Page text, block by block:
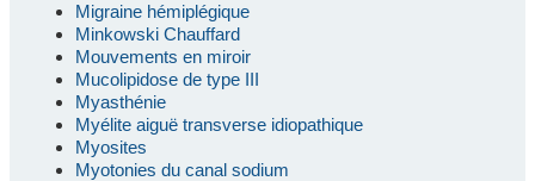
Migraine hémiplégique
Minkowski Chauffard
Mouvements en miroir
Mucolipidose de type III
Myasthénie
Myélite aiguë transverse idiopathique
Myosites
Myotonies du canal sodium